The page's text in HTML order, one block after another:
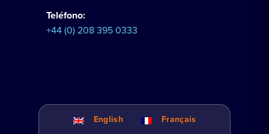
Teléfono:
+44 (0) 208 395 0333
English
Français